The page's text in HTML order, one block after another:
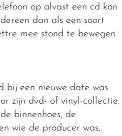
op alvast een cd kon
dan als een soort
mee stond te bewegen
bij een nieuwe date was
zijn dvd- of vinyl-collectie.
binnenhoes, de
wie de producer was,